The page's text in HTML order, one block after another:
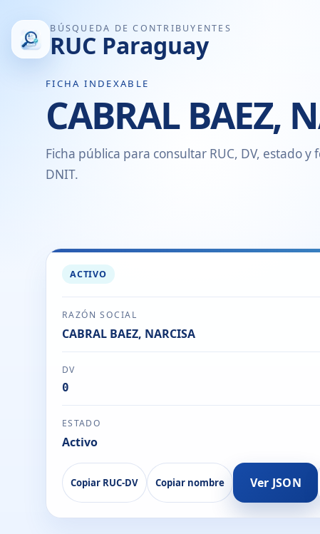
BÚSQUEDA DE CONTRIBUYENTES
RUC Paraguay
FICHA INDEXABLE
CABRAL BAEZ,
Ficha pública para consultar RUC, DV, estado
DNIT.
ACTIVO
RAZÓN SOCIAL
CABRAL BAEZ, NARCISA
DV
0
ESTADO
Activo
Copiar RUC-DV Copiar nombre Ver JSON